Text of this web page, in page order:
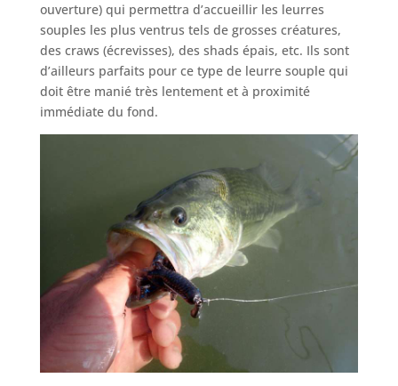
ouverture) qui permettra d’accueillir les leurres
souples les plus ventrus tels de grosses créatures,
des craws (écrevisses), des shads épais, etc. Ils sont
d’ailleurs parfaits pour ce type de leurre souple qui
doit être manié très lentement et à proximité
immédiate du fond.